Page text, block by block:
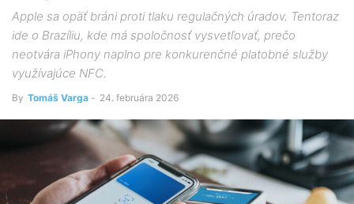
Apple sa opäť bráni proti tlaku regulačných úradov. Tentoraz
ide o Brazíliu, kde má spoločnosť vysvetľovať, prečo
neotvára iPhony naplno pre konkurenčné platobné služby
využívajúce NFC.
By Tomáš Varga - 24. februára 2026